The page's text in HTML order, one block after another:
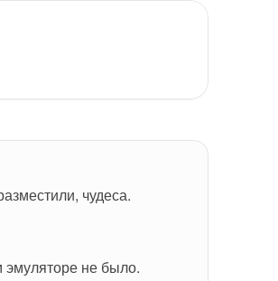
чудеса.
эмуляторе не было.